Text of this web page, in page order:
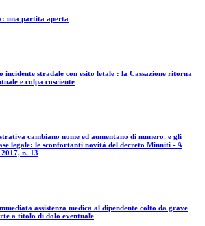
una partita aperta
incidente stradale con esito letale : la Cassazione ritorna
e colpa cosciente
cambiano nome ed aumentano di numero, e gli
legale: le sconfortanti novità del decreto Minniti - A
n. 13
assistenza medica al dipendente colto da grave
a titolo di dolo eventuale